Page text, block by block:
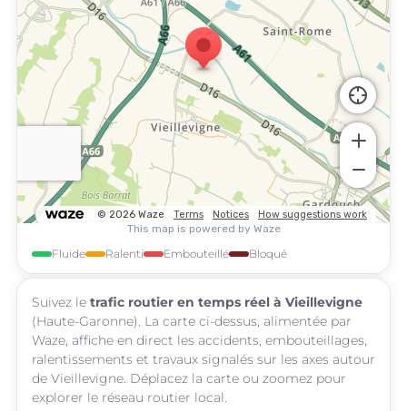
Fluide Ralenti Embouteillé Bloqué
Suivez le trafic routier en temps réel à Vieillevigne
(Haute-Garonne). La carte ci-dessus, alimentée par
Waze, affiche en direct les accidents, embouteillages,
ralentissements et travaux signalés sur les axes autour
de Vieillevigne. Déplacez la carte ou zoomez pour
explorer le réseau routier local.